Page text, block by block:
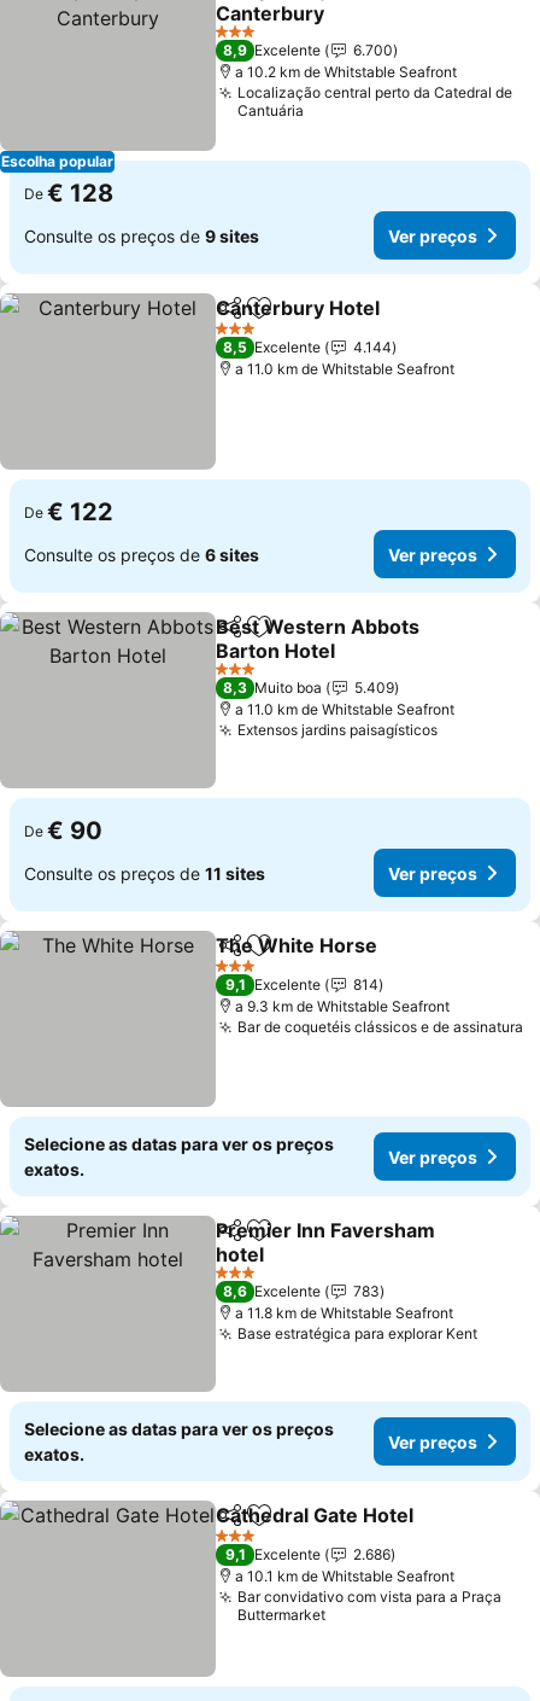
Escolha popular
Canterbury
Ver preços
3 Estrelas
8,9 Excelente
6.700
a 10.2 km de Whitstable Seafront
Localização central perto da Catedral de
Cantuária
De € 128
Consulte os preços de 9 sites Ver preços
PartilharAdicionar aos favoritos
Canterbury Hotel
3 Estrelas
8,5 Excelente
4.144
a 11.0 km de Whitstable Seafront
De € 122
Consulte os preços de 6 sites Ver preços
PartilharAdicionar aos favoritos
Best Western Abbots
Barton Hotel
Ver preços
3 Estrelas
8,3 Muito boa
5.409
a 11.0 km de Whitstable Seafront
Extensos jardins paisagísticosVer preços
De € 90
Consulte os preços de 11 sites Ver preços
PartilharAdicionar aos favoritos
The White Horse
3 Estrelas
9,1 Excelente
814
a 9.3 km de Whitstable Seafront
Bar de coquetéis clássicos e de assinatura
Selecione as datas para ver os preços
exatos.
Ver preços
PartilharAdicionar aos favoritos
Premier Inn Faversham
hotel
Ver preços
3 Estrelas
8,6 Excelente
783
a 11.8 km de Whitstable Seafront
Base estratégica para explorar KentVer
Selecione as datas para ver os preços
exatos.
Ver preços
PartilharAdicionar aos favoritos
Cathedral Gate Hotel
3 Estrelas
9,1 Excelente
2.686
a 10.1 km de Whitstable Seafront
Bar convidativo com vista para a Praça
Buttermarket